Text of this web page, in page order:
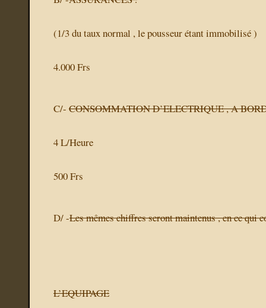
(1/3 du taux normal , le pousseur étant immobilisé )
4.000 Frs
C/- CONSOMMATION D’ELECTRIQUE , A
4 L/Heure
500 Frs
D/ -Les mêmes chiffres seront maintenus , en ce qui
L’EQUIPAGE